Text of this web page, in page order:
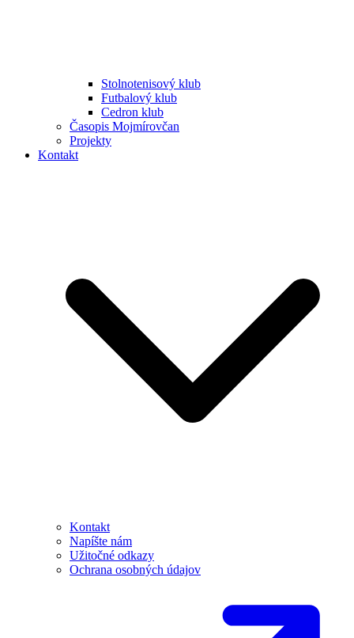
Stolnotenisový klub
Futbalový klub
Cedron klub
Časopis Mojmírovčan
Projekty
Kontakt
Kontakt
Napíšte nám
Užitočné odkazy
Ochrana osobných údajov